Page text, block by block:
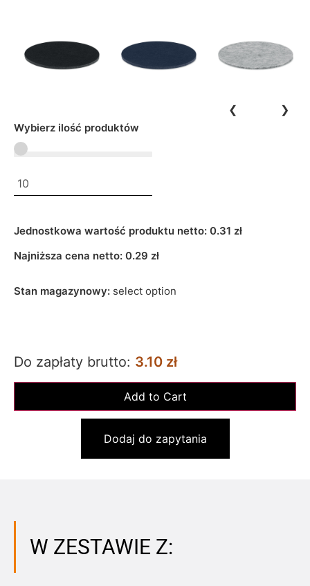
❮ ❯
Wybierz ilość produktów
Jednostkowa wartość produktu netto: 0.31 zł
Najniższa cena netto: 0.29 zł
Stan magazynowy: select option
Do zapłaty brutto: 3.10 zł
Dodaj do zapytania
W ZESTAWIE Z: